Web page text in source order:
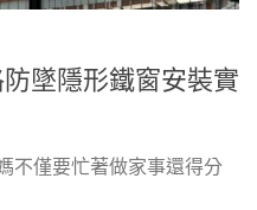
墜隱形鐵窗安裝實
不僅要忙著做家事還得分